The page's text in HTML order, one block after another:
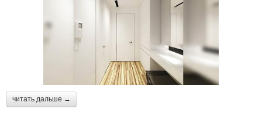
читать дальше →